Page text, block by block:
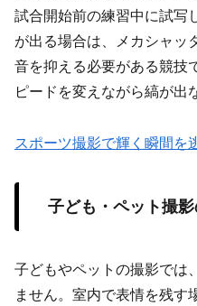
試合開始前の練習中に試写
が出る場合は、メカシャッ
音を抑える必要がある競技
ピードを変えながら縞が出
スポーツ撮影で輝く瞬間を
子ども・ペット撮
子どもやペットの撮影では
ません。室内で表情を残す